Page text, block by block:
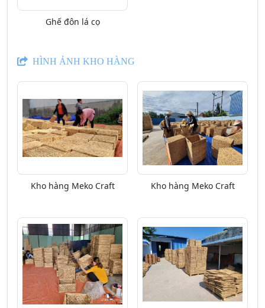
Ghế đôn lá cọ
HÌNH ẢNH KHO HÀNG
Kho hàng Meko Craft Kho hàng Meko Craft